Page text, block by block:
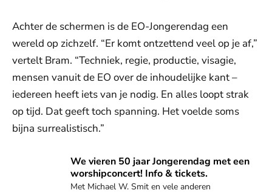
Achter de schermen is de EO-Jongerendag een
wereld op zichzelf. “Er komt ontzettend veel op je af,”
vertelt Bram. “Techniek, regie, productie, visagie,
mensen vanuit de EO over de inhoudelijke kant –
iedereen heeft iets van je nodig. En alles loopt strak
op tijd. Dat geeft toch spanning. Het voelde soms
bijna surrealistisch.”
We vieren 50 jaar Jongerendag met een
worshipconcert! Info & tickets.
Met Michael W. Smit en vele anderen
Beleef het mee!